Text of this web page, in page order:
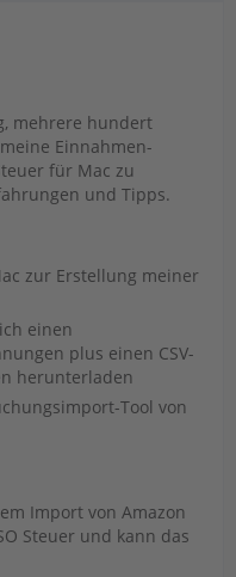
mehrere hundert
Einnahmen-
für Mac zu
und Tipps.
zur Erstellung meiner
einen
plus einen CSV-
herunterladen
Tool von
Import von Amazon
Steuer und kann das